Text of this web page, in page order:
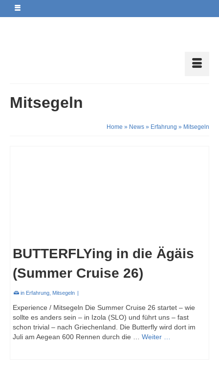
Mitsegeln
Home » News » Erfahrung » Mitsegeln
BUTTERFLYing in die Ägäis
(Summer Cruise 26)
in Erfahrung Mitsegeln |
Experience / Mitsegeln Die Summer Cruise 26 startet – wie
sollte es anders sein – in Izola (SLO) und führt uns – fast
schon trivial – nach Griechenland. Die Butterfly wird dort im
Juli am Aegean 600 Rennen durch die … Weiter …